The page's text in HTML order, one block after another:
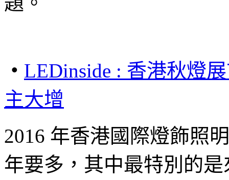
‧ LEDinside : 香港秋燈
主大增
2016 年香港國際燈飾照
年要多，其中最特別的